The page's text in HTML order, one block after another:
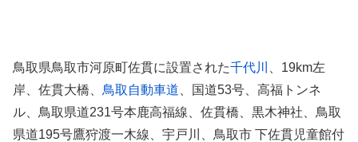
鳥取県鳥取市河原町佐貫に設置された千代川
、19km左
岸、佐貫大橋、 鳥取自動車道 、国道53号、高福トンネ
ル、鳥取県道231号本鹿高福線、佐貫橋、黒木神社、鳥取
県道195号鷹狩渡一木線、宇戸川、鳥取市 下佐貫児童館付